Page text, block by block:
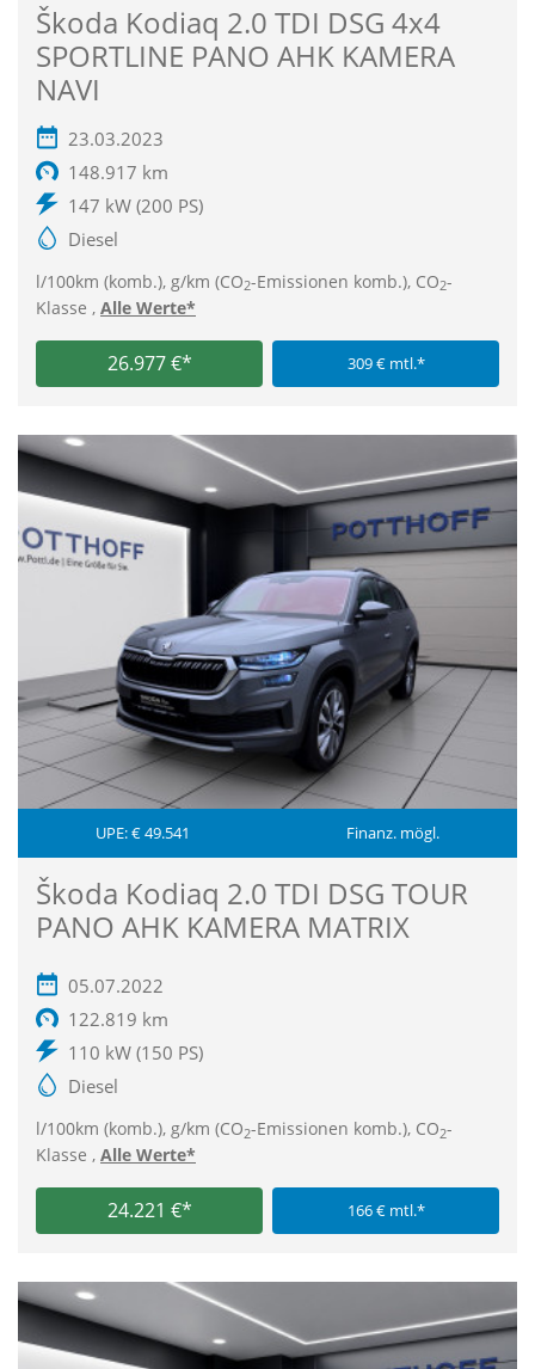
Škoda Kodiaq 2.0 TDI DSG 4x4
SPORTLINE PANO AHK KAMERA
NAVI
23.03.2023
148.917 km
147 kW (200 PS)
Diesel
l/100km (komb.), g/km (CO2-Emissionen komb.), CO2-
Klasse , Alle Werte*
26.977 €* 309 € mtl.*
UPE: € 49.541 Finanz. mögl.
Škoda Kodiaq 2.0 TDI DSG TOUR
PANO AHK KAMERA MATRIX
05.07.2022
122.819 km
110 kW (150 PS)
Diesel
l/100km (komb.), g/km (CO2-Emissionen komb.), CO2-
Klasse , Alle Werte*
24.221 €* 166 € mtl.*